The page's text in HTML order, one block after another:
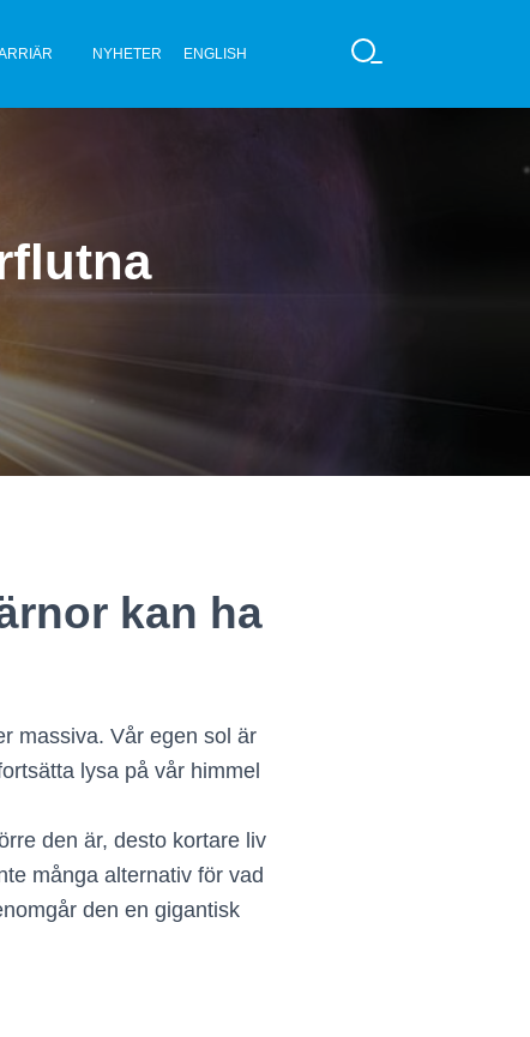
NYHETER ENGLISH
S
kan ha
massiva. Vår egen sol är
lysa på vår himmel
den är, desto kortare liv
många alternativ för vad
den en gigantisk